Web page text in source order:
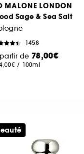
MALONE LONDON
Sage & Sea Salt
1458
de 78,00€
/ 100ml